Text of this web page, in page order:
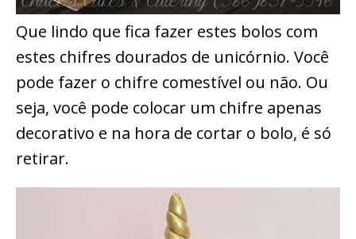
Que lindo que fica fazer estes bolos com
estes chifres dourados de unicórnio. Você
pode fazer o chifre comestível ou não. Ou
seja, você pode colocar um chifre apenas
decorativo e na hora de cortar o bolo, é só
retirar.